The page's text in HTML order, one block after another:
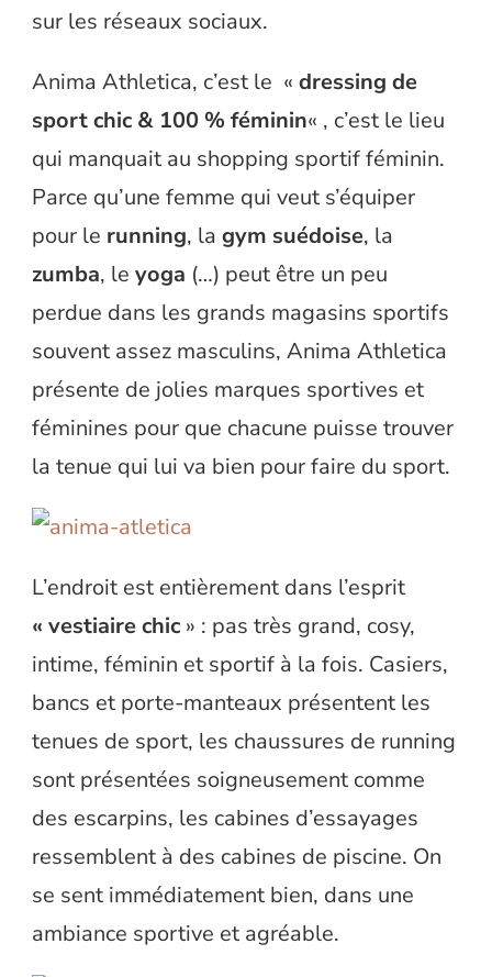
sur les réseaux sociaux.
Anima Athletica, c’est le « dressing de
sport chic & 100 % féminin« , c’est le lieu
qui manquait au shopping sportif féminin.
Parce qu’une femme qui veut s’équiper
pour le running, la gym suédoise, la
zumba, le yoga (…) peut être un peu
perdue dans les grands magasins sportifs
souvent assez masculins, Anima Athletica
présente de jolies marques sportives et
féminines pour que chacune puisse trouver
la tenue qui lui va bien pour faire du sport.
L’endroit est entièrement dans l’esprit
« vestiaire chic » : pas très grand, cosy,
intime, féminin et sportif à la fois. Casiers,
bancs et porte-manteaux présentent les
tenues de sport, les chaussures de running
sont présentées soigneusement comme
des escarpins, les cabines d’essayages
ressemblent à des cabines de piscine. On
se sent immédiatement bien, dans une
ambiance sportive et agréable.